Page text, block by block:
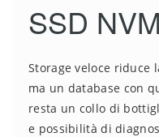
SSD
Storage veloce riduce
ma un database con
resta un collo di
e possibilità di